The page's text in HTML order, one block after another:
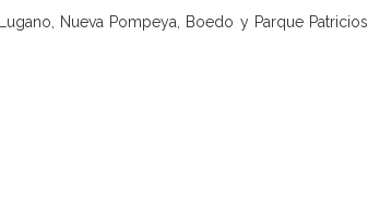
Nueva Pompeya, Boedo y Parque